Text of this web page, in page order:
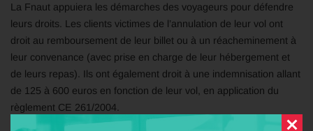
La Fnaut appuiera les démarches des voyageurs pour défendre
leurs droits. Les clients victimes de l’annulation de leur vol ont
droit au remboursement de leur billet ou à un réacheminement à
leur convenance (avec prise en charge de leur hébergement et
de leurs repas). Ils ont également droit à une indemnisation allant
de 125 à 600 euros en fonction de leur vol, en application du
règlement CE 261/2004.